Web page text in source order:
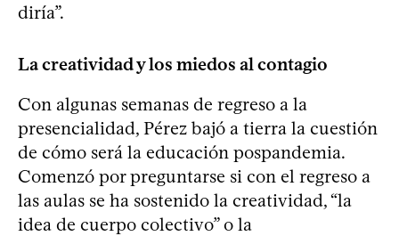
diría”.
La creatividad y los miedos al contagio
Con algunas semanas de regreso a la
presencialidad, Pérez bajó a tierra la cuestión
de cómo será la educación pospandemia.
Comenzó por preguntarse si con el regreso a
las aulas se ha sostenido la creatividad, “la
idea de cuerpo colectivo” o la